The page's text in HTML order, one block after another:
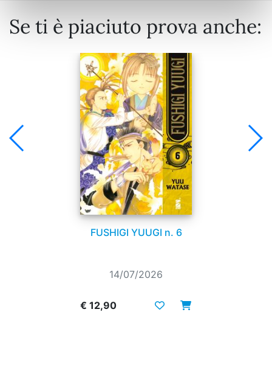
Se ti è piaciuto prova anche:
FUSHIGI YUUGI n. 6
14/07/2026
€ 12,90